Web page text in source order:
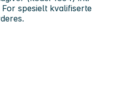
spesielt kvalifiserte